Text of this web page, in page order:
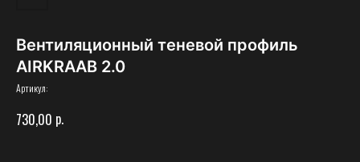
Вентиляционный теневой профиль
AIRKRAAB 2.0
Артикул:
730,00 р.